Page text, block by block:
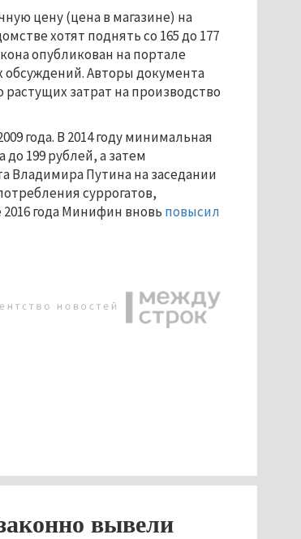
цену (цена в магазине) на
хотят поднять со 165 до 177
опубликован на портале
обсуждений. Авторы документа
затрат на производство
года. В 2014 году минимальная
199 рублей, а затем
Владимира Путина на заседании
суррогатов,
года Минифин вновь повысил
вывели